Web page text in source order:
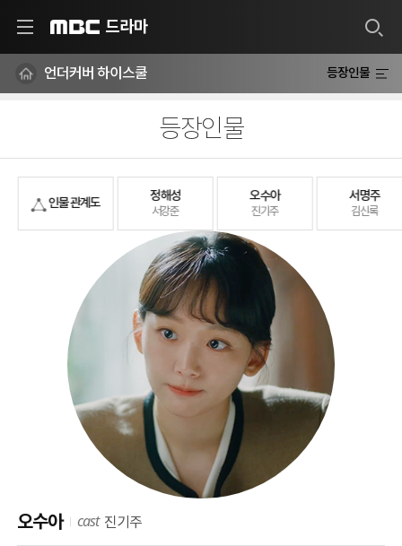
드라마
언더커버 하이스쿨 등장인물
등장인물
인물 관계도 정해성
서강준
오수아
진기주
서명주
김신록
오수아 cast 진기주